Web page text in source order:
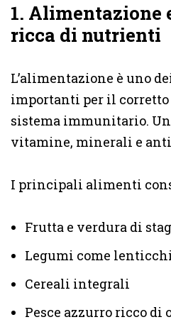
1. Alimentazione
ricca di nutrienti
L’alimentazione è uno
importanti per il
sistema immunitario.
vitamine, minerali e
I principali alimenti
Frutta e verdura di
Legumi come
Cereali integrali
Pesce azzurro ricco di